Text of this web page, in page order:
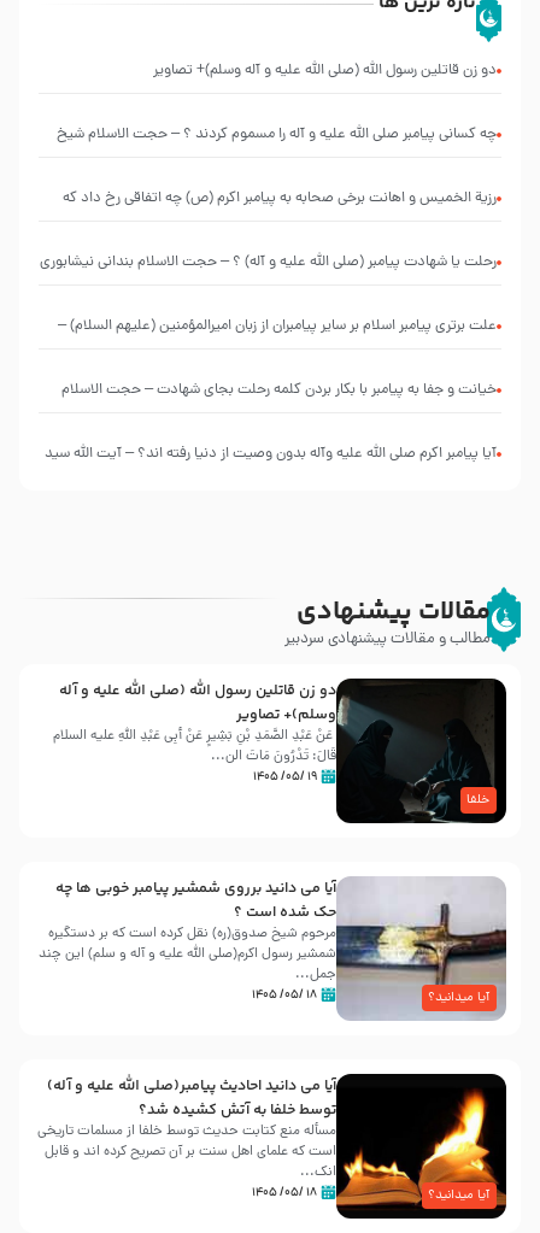
دو زن قاتلين رسول الله (صلى‌ الله‌ علیه‌ و آله‌ وسلم)+ تصاویر
چه کسانی پیامبر صلی الله علیه و آله را مسموم کردند ؟ – حجت الاسلام شیخ
رزیة الخمیس و اهانت برخی صحابه به پیامبر اکرم (ص) چه اتفاقی رخ داد که
رحلت یا شهادت پیامبر (صلی الله علیه و آله) ؟ – حجت الاسلام بندانی نیشابوری
علت برتری پیامبر اسلام بر سایر پیامبران از زبان امیرالمؤمنین (علیهم السلام) –
خیانت و جفا به پیامبر با بکار بردن کلمه رحلت بجای شهادت – حجت الاسلام
آیا پیامبر اکرم صلی الله علیه وآله بدون وصیت از دنیا رفته ‌اند؟ – آیت الله سید
مقالات پیشنهادی
مطالب و مقالات پیشنهادی سردبیر
خلفا
دو زن قاتلين رسول الله (صلى‌ الله‌ علیه‌ و آله‌
وسلم)+ تصاویر
عَنْ عَبْدِ الصَّمَدِ بْنِ بَشِیرٍ عَنْ أَبِی عَبْدِ اللَّهِ علیه السلام
قَالَ: تَدْرُونَ مَاتَ الن...
۱۹ /۰۵/ ۱۴۰۵
آیا میدانید؟
آیا می دانید برروی شمشیر پیامبر خوبی ها چه
حک شده است ؟
مرحوم شیخ صدوق(ره) نقل کرده است که بر دستگیره
شمشیر رسول اکرم(صلی الله علیه و آله و سلم) این چند
جمل...
۱۸ /۰۵/ ۱۴۰۵
آیا میدانید؟
آیا می دانید احادیث پیامبر(صلی الله علیه و آله)
توسط خلفا به آتش کشیده شد؟
مسأله منع کتابت حدیث توسط خلفا از مسلمات تاریخی
است که علمای اهل سنت بر آن تصریح کرده اند و قابل
انک...
۱۸ /۰۵/ ۱۴۰۵